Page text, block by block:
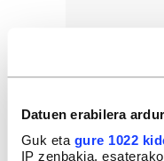
Datuen erabilera
Guk eta gure 1022
IP zenbakia,